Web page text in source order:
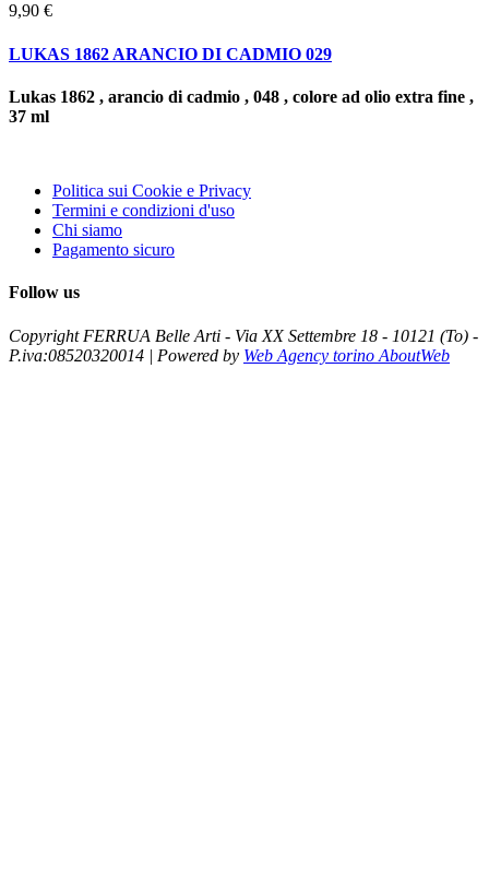
9,90 €
LUKAS 1862 ARANCIO DI CADMIO 029
Lukas 1862 , arancio di cadmio , 048 , colore ad olio extra fine ,
37 ml
Politica sui Cookie e Privacy
Termini e condizioni d'uso
Chi siamo
Pagamento sicuro
Follow us
Copyright FERRUA Belle Arti - Via XX Settembre 18 - 10121 (To) -
P.iva:08520320014 | Powered by Web Agency torino AboutWeb